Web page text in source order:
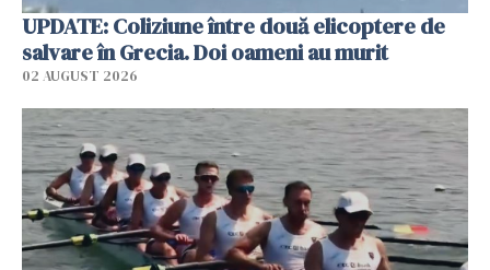
UPDATE: Coliziune între două elicoptere de
salvare în Grecia. Doi oameni au murit
02 AUGUST 2026